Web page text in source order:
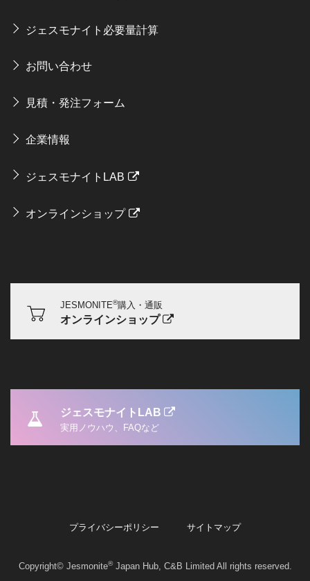
ジェスモナイト必要量計算
お問い合わせ
見積・発注フォーム
企業情報
ジェスモナイトLAB
オンラインショップ
JESMONITE®購入・通販
オンラインショップ
ジェスモナイトLAB
実用ノウハウ、FAQなど
プライバシーポリシー サイトマップ
Copyright© Jesmonite®Japan Hub, C&B Limited All rights reserved.